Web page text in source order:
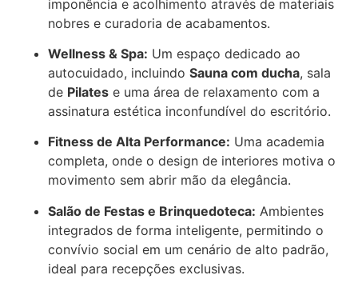
imponência e acolhimento através de materiais
nobres e curadoria de acabamentos.
Wellness & Spa: Um espaço dedicado ao
autocuidado, incluindo Sauna com ducha, sala
de Pilates e uma área de relaxamento com a
assinatura estética inconfundível do escritório.
Fitness de Alta Performance: Uma academia
completa, onde o design de interiores motiva o
movimento sem abrir mão da elegância.
Salão de Festas e Brinquedoteca: Ambientes
integrados de forma inteligente, permitindo o
convívio social em um cenário de alto padrão,
ideal para recepções exclusivas.